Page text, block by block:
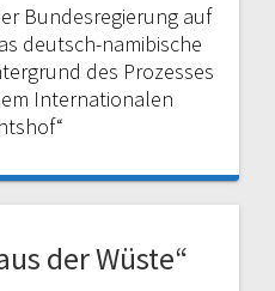
Bundesregierung auf
deutsch-namibische
des Prozesses
Internationalen
der Wüste“